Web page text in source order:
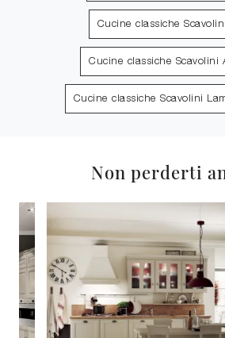
Cucine classiche
Cucine classiche Scavolini
Cucine classiche Scavolini
Non perderti